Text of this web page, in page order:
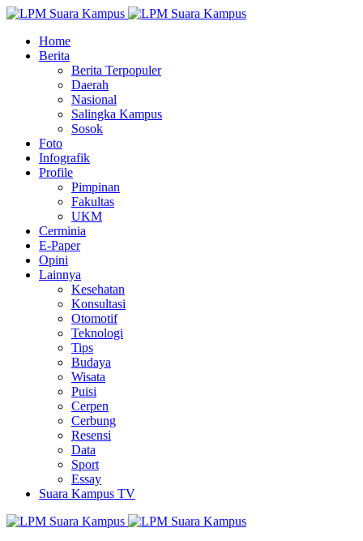
Home
Berita
Berita Terpopuler
Daerah
Nasional
Salingka Kampus
Sosok
Foto
Infografik
Profile
Pimpinan
Fakultas
UKM
Cerminia
E-Paper
Opini
Lainnya
Kesehatan
Konsultasi
Otomotif
Teknologi
Tips
Budaya
Wisata
Puisi
Cerpen
Cerbung
Resensi
Data
Sport
Essay
Suara Kampus TV